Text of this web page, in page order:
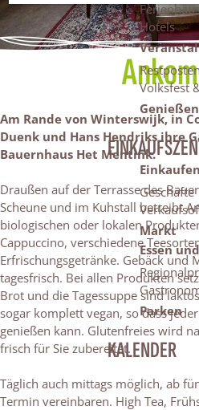
Hotels
Volksfest
Einkaufen
Geschäfte
Markt
Essen
Parken
KALENDER
Am Rande von Winterswijk, in
Duenk und Hans Hendriks ihre
Bauernhaus Het Mentink.
Draußen auf der Terrasse des
Scheune und im Kuhstall betreibt
biologischen oder lokalen
Cappuccino, verschiedene
Erfrischungsgetränke. Gebäck und
tagesfrisch. Bei allen Produkten
Brot und die Tagessuppe sind
sogar komplett vegan, so dass
genießen kann. Glutenfreies wird
frisch für Sie zubereitet.
Täglich auch mittags möglich, ab
Termin vereinbaren. High Tea,